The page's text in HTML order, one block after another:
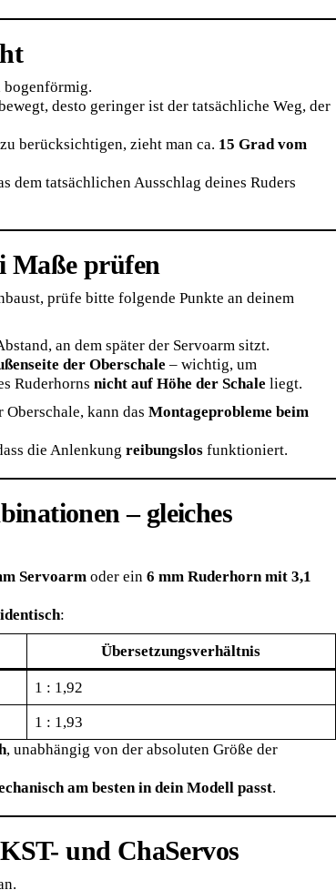
desto geringer ist der tatsächliche Weg, der
zu berücksichtigen, zieht man ca. 15 Grad vom
dem tatsächlichen Ausschlag deines Ruders
Maße prüfen
prüfe bitte folgende Punkte an deinem
an dem später der Servoarm sitzt.
der Oberschale – wichtig, um
Ruderhorns nicht auf Höhe der Schale liegt.
kann das Montageprobleme beim
die Anlenkung reibungslosfunktioniert.
– gleiches
Servoarmoder ein 6 mm Ruderhorn mit 3,1
:
Übersetzungsverhältnis
1 : 1,92
1 : 1,93
, unabhängig von der absoluten Größe der
am besten in dein Modell passt.
und ChaServos